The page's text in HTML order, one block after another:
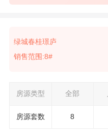
绿城春桂璟庐
销售范围:8#
房源类型 全部
房源套数 8